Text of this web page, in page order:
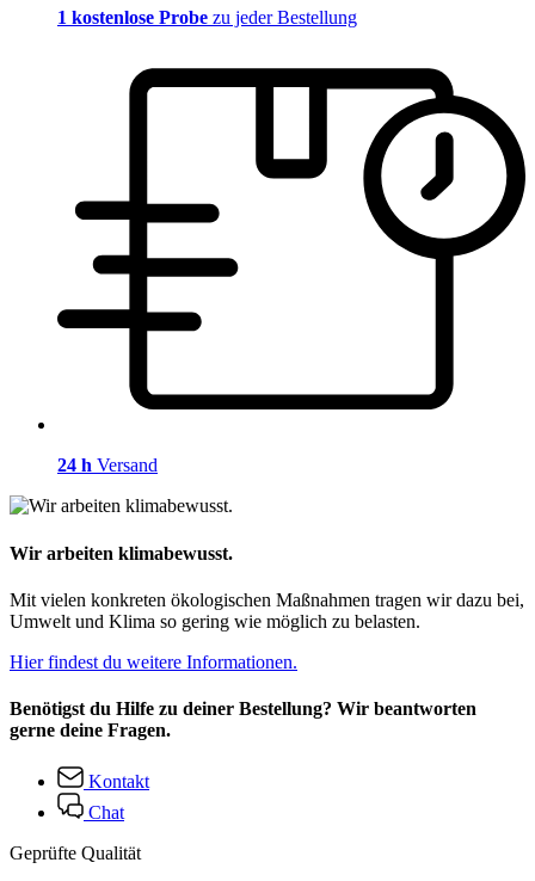
1 kostenlose Probe zu jeder Bestellung
24 h Versand
Wir arbeiten klimabewusst.
Mit vielen konkreten ökologischen Maßnahmen tragen wir dazu bei,
Umwelt und Klima so gering wie möglich zu belasten.
Hier findest du weitere Informationen.
Benötigst du Hilfe zu deiner Bestellung? Wir beantworten
gerne deine Fragen.
Kontakt
Chat
Geprüfte Qualität